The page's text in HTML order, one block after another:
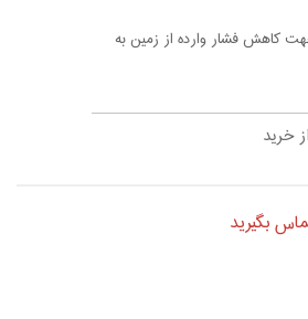
جهت کاهش فشار وارده از زمین به
خرید
بگیرید